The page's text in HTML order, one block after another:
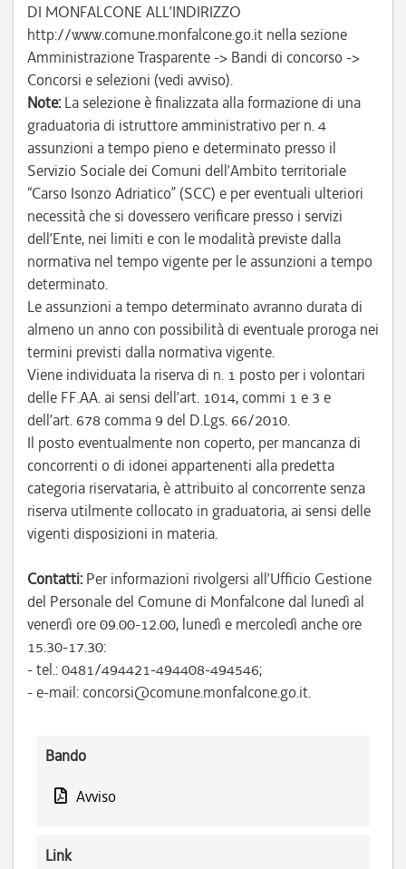
DI MONFALCONE ALL’INDIRIZZO
http://www.comune.monfalcone.go.it nella sezione
Amministrazione Trasparente -> Bandi di concorso ->
Concorsi e selezioni (vedi avviso).
Note: La selezione è finalizzata alla formazione di una
graduatoria di istruttore amministrativo per n. 4
assunzioni a tempo pieno e determinato presso il
Servizio Sociale dei Comuni dell’Ambito territoriale
“Carso Isonzo Adriatico” (SCC) e per eventuali ulteriori
necessità che si dovessero verificare presso i servizi
dell’Ente, nei limiti e con le modalità previste dalla
normativa nel tempo vigente per le assunzioni a tempo
determinato.
Le assunzioni a tempo determinato avranno durata di
almeno un anno con possibilità di eventuale proroga nei
termini previsti dalla normativa vigente.
Viene individuata la riserva di n. 1 posto per i volontari
delle FF.AA. ai sensi dell’art. 1014, commi 1 e 3 e
dell’art. 678 comma 9 del D.Lgs. 66/2010.
Il posto eventualmente non coperto, per mancanza di
concorrenti o di idonei appartenenti alla predetta
categoria riservataria, è attribuito al concorrente senza
riserva utilmente collocato in graduatoria, ai sensi delle
vigenti disposizioni in materia.
Contatti: Per informazioni rivolgersi all’Ufficio Gestione
del Personale del Comune di Monfalcone dal lunedì al
venerdì ore 09.00-12.00, lunedì e mercoledì anche ore
15.30-17.30:
- tel.: 0481/494421-494408-494546;
- e-mail: concorsi@comune.monfalcone.go.it.
Bando
Avviso
Link